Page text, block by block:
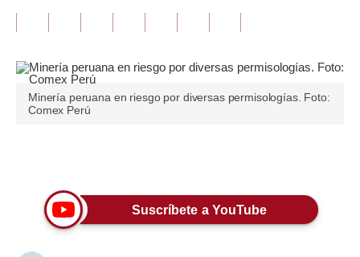
Tendencias
Lujo
Minería peruana en riesgo por diversas permisologías. Foto:
Comex Perú
Suscríbete a YouTube